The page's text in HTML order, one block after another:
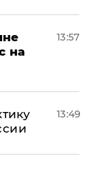
на
13:57
13:49